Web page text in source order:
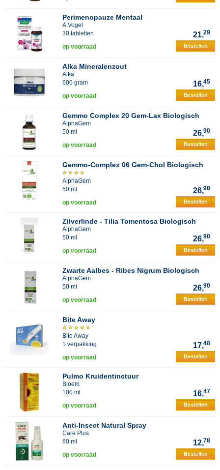
Perimenopauze Mentaal
A.Vogel
30 tabletten
21,29
op voorraad Bestellen
Alka Mineralenzout
Alka
600 gram
16,45
op voorraad Bestellen
Gemmo Complex 20 Gem-Lax Biologisch
AlphaGem
50 ml
26,90
op voorraad Bestellen
Gemmo-Complex 06 Gem-Chol Biologisch
AlphaGem
50 ml
26,90
op voorraad Bestellen
Zilverlinde - Tilia Tomentosa Biologisch
AlphaGem
50 ml
26,90
op voorraad Bestellen
Zwarte Aalbes - Ribes Nigrum Biologisch
AlphaGem
50 ml
26,90
op voorraad Bestellen
Bite Away
Bite Away
1 verpakking
17,48
op voorraad Bestellen
Pulmo Kruidentinctuur
Bloem
100 ml
16,47
op voorraad Bestellen
Anti-Insect Natural Spray
Care Plus
60 ml
12,78
op voorraad Bestellen